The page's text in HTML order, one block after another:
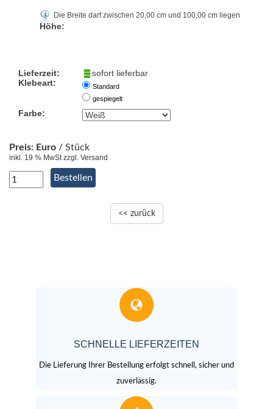
Die Breite darf zwischen 20,00 cm und 100,00 cm liegen
Höhe:
Lieferzeit:
sofort lieferbar
Klebeart:
Standard
gespiegelt
Farbe:
Preis: Euro / Stück
inkl. 19 % MwSt zzgl. Versand
<< zurück
SCHNELLE LIEFERZEITEN
Die Lieferung Ihrer Bestellung erfolgt schnell, sicher und
zuverlässig.